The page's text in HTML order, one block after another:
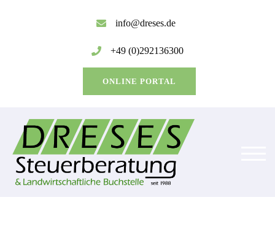
info@dreses.de
+49 (0)292136300
ONLINE PORTAL